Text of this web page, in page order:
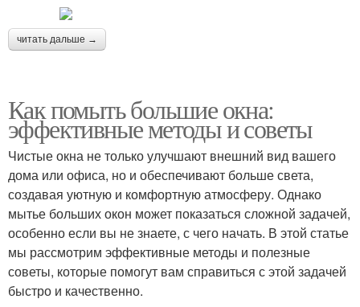
читать дальше →
Как помыть большие окна:
эффективные методы и советы
Чистые окна не только улучшают внешний вид вашего
дома или офиса, но и обеспечивают больше света,
создавая уютную и комфортную атмосферу. Однако
мытье больших окон может показаться сложной задачей,
особенно если вы не знаете, с чего начать. В этой статье
мы рассмотрим эффективные методы и полезные
советы, которые помогут вам справиться с этой задачей
быстро и качественно.